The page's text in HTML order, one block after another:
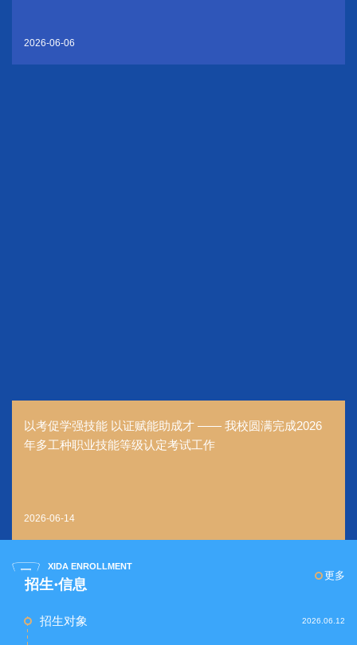
2026-06-06
以考促学强技能 以证赋能助成才 —— 我校圆满完成2026
年多工种职业技能等级认定考试工作
2026-06-14
XIDA ENROLLMENT
招生·信息
更多
招生对象 2026.06.12